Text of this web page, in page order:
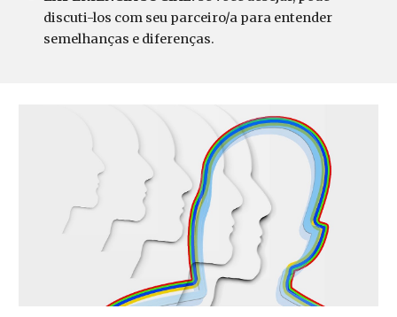
discuti-los com seu parceiro/a para entender
semelhanças e diferenças.